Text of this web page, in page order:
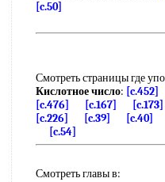
[c.50]
Смотреть страницы где
Кислотное число: [c.452]
[c.476]
[c.167] [c.173]
[c.226]
[c.39] [c.40]
[c.54]
Смотреть главы в: